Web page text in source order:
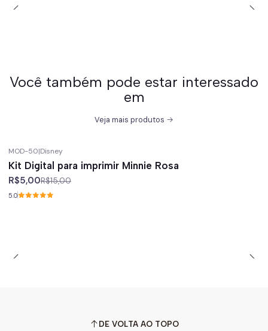
Você também pode estar interessado
em
Veja mais produtos
MOD-50|Disney
Kit Digital para imprimir Minnie Rosa
R$5,00R$15,00
5.0
DE VOLTA AO TOPO